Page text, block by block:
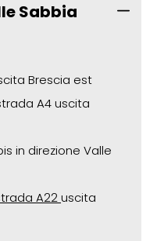
Sabbia
Brescia est
A4 uscita
in direzione Valle
A22uscita